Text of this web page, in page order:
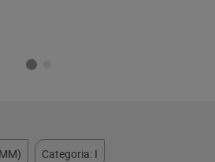
Categoria: I